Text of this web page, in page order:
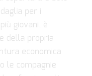
per i
giovani, è
della propria
economica
le compagnie